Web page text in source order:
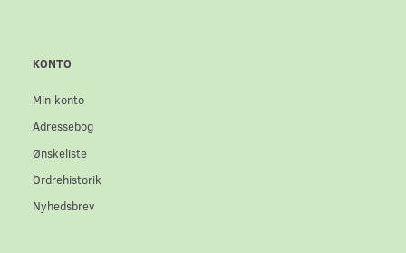
KONTO
Min konto
Adressebog
Ønskeliste
Ordrehistorik
Nyhedsbrev